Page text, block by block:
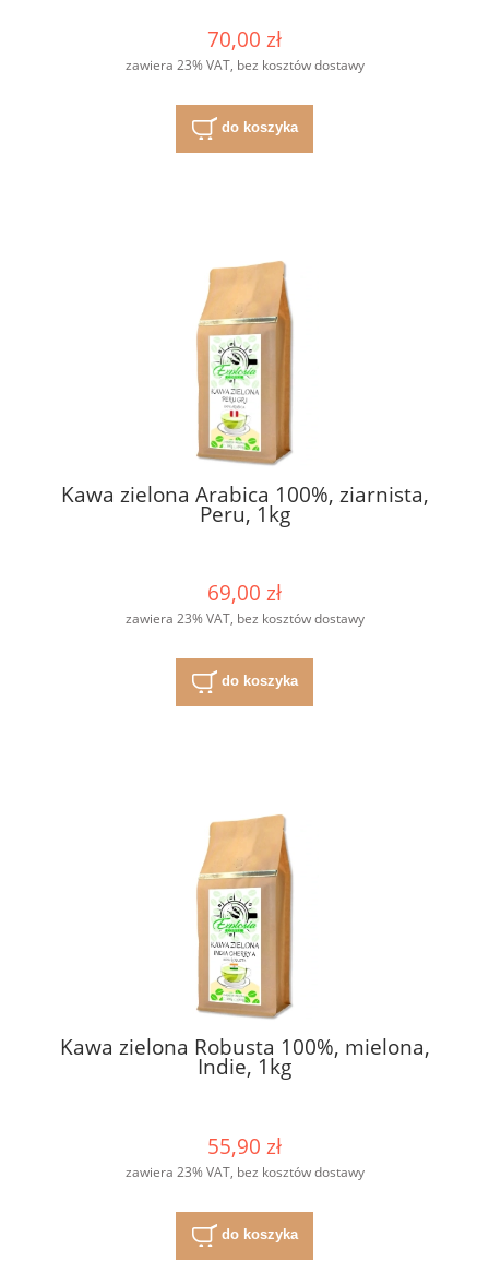
70,00 zł
zawiera 23% VAT, bez kosztów dostawy
do koszyka
Kawa zielona Arabica 100%, ziarnista,
Peru, 1kg
69,00 zł
zawiera 23% VAT, bez kosztów dostawy
do koszyka
Kawa zielona Robusta 100%, mielona,
Indie, 1kg
55,90 zł
zawiera 23% VAT, bez kosztów dostawy
do koszyka